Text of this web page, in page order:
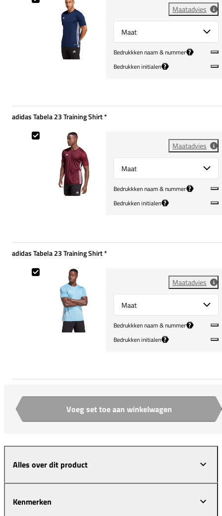
Maatadvies
Select {option} for {name}
Bedrukkken naam & nummer ?
Bedrukken initialen ?
adidas Tabela 23 Training Shirt*
Maatadvies
Select {option} for {name}
Bedrukkken naam & nummer ?
Bedrukken initialen ?
adidas Tabela 23 Training Shirt
adidas Tabela 23 Training Shirt*
Maatadvies
Select {option} for {name}
Bedrukkken naam & nummer ?
Bedrukken initialen ?
adidas Tabela 23 Training Shirt
Aantal Voeg set toe aan winkelwagen
Alles over dit product
Kenmerken